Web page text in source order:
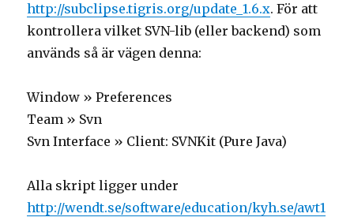
http://subclipse.tigris.org/update_1.6.x. För att
kontrollera vilket SVN-lib (eller backend) som
används så är vägen denna:
Window » Preferences
Team » Svn
Svn Interface » Client: SVNKit (Pure Java)
Alla skript ligger under
http://wendt.se/software/education/kyh.se/awt1